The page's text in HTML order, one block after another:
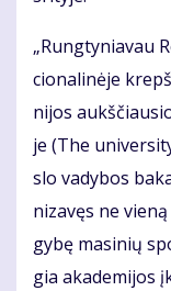
„Rung­ty­nia­vau
cio­na­li­nė­je
ni­jos
je (The
slo va­dy­bos
ni­za­vęs ne
gy­bę ma­si­nių
gia aka­de­mi­jos